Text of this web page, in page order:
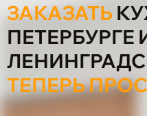
ЗАКАЗАТЬ
ПЕТЕРБУРГЕ
ТЕПЕРЬ